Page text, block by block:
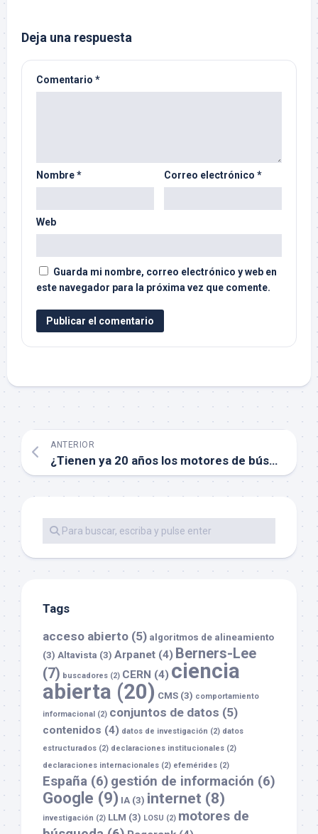
Deja una respuesta
Comentario *
Nombre* Correo electrónico *
Web
Guarda mi nombre, correo electrónico y web en
este navegador para la próxima vez que comente.
ANTERIOR
¿Tienen ya 20 años los motores de búsqueda?
Tags
acceso abierto (5) algoritmos de alineamiento
(3) Altavista (3) Arpanet (4) Berners-Lee
(7) buscadores (2) CERN (4) ciencia
abierta (20) CMS (3) comportamiento
informacional (2) conjuntos de datos (5)
contenidos (4) datos de investigación (2) datos
estructurados (2) declaraciones institucionales (2)
declaraciones internacionales (2) efemérides (2)
España (6) gestión de información (6)
Google (9) IA (3) internet (8)
investigación (2) LLM (3) LOSU (2) motores de